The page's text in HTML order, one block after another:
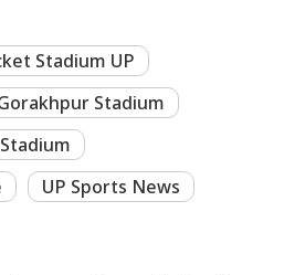
Stadium UP
Stadium
UP Sports News